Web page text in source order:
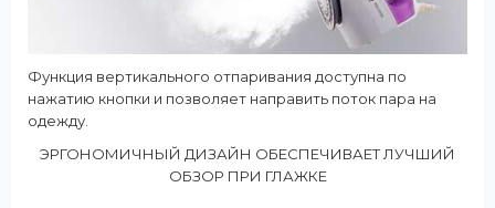
Функция вертикального отпаривания доступна по
нажатию кнопки и позволяет направить поток пара на
одежду.
ЭРГОНОМИЧНЫЙ ДИЗАЙН ОБЕСПЕЧИВАЕТ ЛУЧШИЙ
ОБЗОР ПРИ ГЛАЖКЕ